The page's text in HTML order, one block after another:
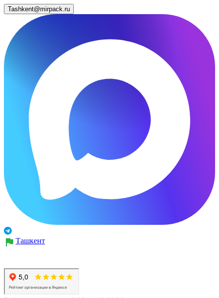
Tashkent@mirpack.ru
Ташкент